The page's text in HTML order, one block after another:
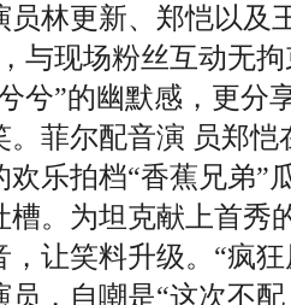
林更新、郑恺以及
与现场粉丝互动无
兮”的幽默感，更分
菲尔配音演 员郑
乐拍档“香蕉兄弟”
槽。为坦克献上首秀
，让笑料升级。“疯
员，自嘲是“这次不